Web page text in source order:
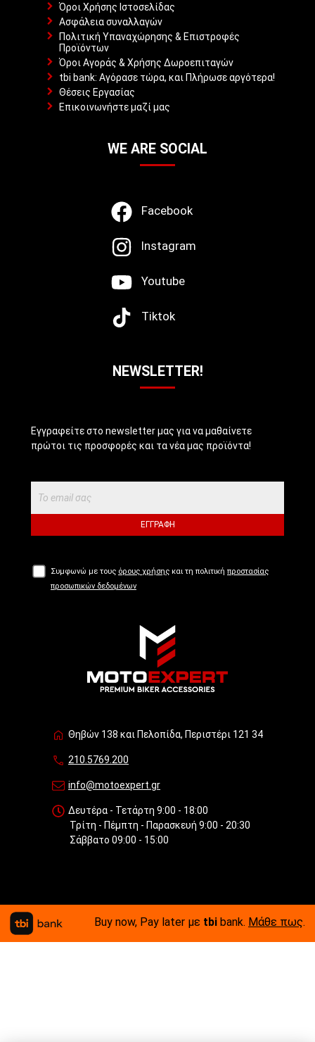
Όροι Χρήσης Ιστοσελίδας
Ασφάλεια συναλλαγών
Πολιτική Υπαναχώρησης & Επιστροφές
Προϊόντων
Όροι Αγοράς & Χρήσης Δωροεπιταγών
tbi bank: Αγόρασε τώρα, και Πλήρωσε αργότερα!
Θέσεις Εργασίας
Επικοινωνήστε μαζί μας
WE ARE SOCIAL
Facebook
Instagram
Youtube
Tiktok
NEWSLETTER!
Εγγραφείτε στο newsletter μας για να μαθαίνετε
πρώτοι τις προσφορές και τα νέα μας προϊόντα!
ΕΓΓΡΑΦΉ
Συμφωνώ με τους όρους χρήσης και τη πολιτική προστασίας
προσωπικών δεδομένων
Θηβών 138 και Πελοπίδα, Περιστέρι 121 34
210.5769.200
info@motoexpert.gr
Δευτέρα - Τετάρτη 9:00 - 18:00
Τρίτη - Πέμπτη - Παρασκευή 9:00 - 20:30
Σάββατο 09:00 - 15:00
Buy now, Pay later με tbi bank. Μάθε πως.